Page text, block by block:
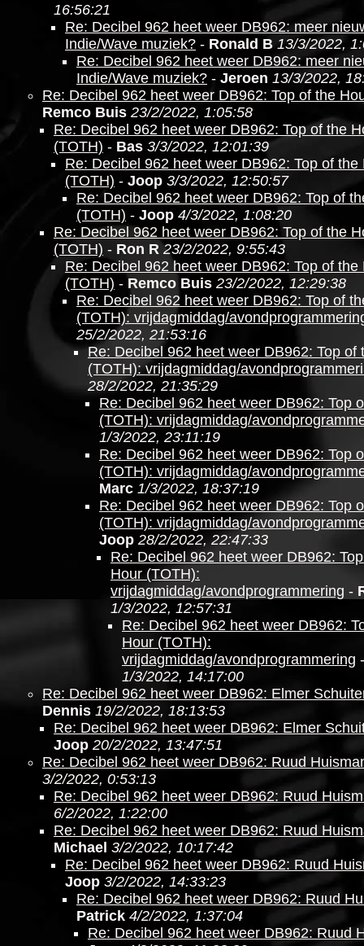
16:56:21
Re: Decibel 962 heet weer DB962: meer
Indie/Wave muziek? - Ronald B 13/3/2022,
Re: Decibel 962 heet weer DB962: meer
Indie/Wave muziek? - Jeroen 13/3/2022,
Re: Decibel 962 heet weer DB962: Top of the
Remco Buis 23/2/2022, 1:05:58
Re: Decibel 962 heet weer DB962: Top of the
(TOTH) - Bas 3/3/2022, 12:01:39
Re: Decibel 962 heet weer DB962: Top of the
(TOTH) - Joop 3/3/2022, 12:50:57
Re: Decibel 962 heet weer DB962: Top of
(TOTH) - Joop 4/3/2022, 1:08:20
Re: Decibel 962 heet weer DB962: Top of the
(TOTH) - Ron R 23/2/2022, 9:55:43
Re: Decibel 962 heet weer DB962: Top of the
(TOTH) - Remco Buis 23/2/2022, 12:29:38
Re: Decibel 962 heet weer DB962: Top of
(TOTH): vrijdagmiddag/
25/2/2022, 21:53:16
Re: Decibel 962 heet weer DB962: Top of
(TOTH): vrijdagmiddag/
28/2/2022, 21:35:29
Re: Decibel 962 heet weer DB962: Top
(TOTH): vrijdagmiddag/
1/3/2022, 23:11:19
Re: Decibel 962 heet weer DB962: Top
(TOTH): vrijdagmiddag/
Marc 1/3/2022, 18:37:19
Re: Decibel 962 heet weer DB962: Top
(TOTH): vrijdagmiddag/
Joop 28/2/2022, 22:47:33
Re: Decibel 962 heet weer DB962:
Hour (TOTH):
vrijdagmiddag/avondprogrammering -
1/3/2022, 12:57:31
Re: Decibel 962 heet weer DB962:
Hour (TOTH):
vrijdagmiddag/avondprogrammering
1/3/2022, 14:17:00
Re: Decibel 962 heet weer DB962: Elmer
Dennis 19/2/2022, 18:13:53
Re: Decibel 962 heet weer DB962: Elmer
Joop 20/2/2022, 13:47:51
Re: Decibel 962 heet weer DB962: Ruud
3/2/2022, 0:53:13
Re: Decibel 962 heet weer DB962: Ruud
6/2/2022, 1:22:00
Re: Decibel 962 heet weer DB962: Ruud
Michael 3/2/2022, 10:17:42
Re: Decibel 962 heet weer DB962: Ruud
Joop 3/2/2022, 14:33:23
Re: Decibel 962 heet weer DB962: Ruud
Patrick 4/2/2022, 1:37:04
Re: Decibel 962 heet weer DB962: Ruud